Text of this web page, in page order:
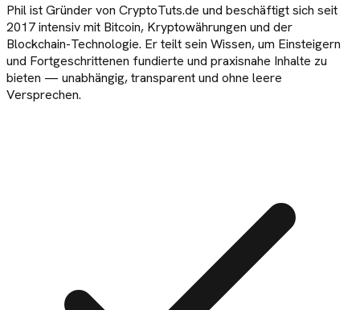
Phil ist Gründer von CryptoTuts.de und beschäftigt sich seit
2017 intensiv mit Bitcoin, Kryptowährungen und der
Blockchain-Technologie. Er teilt sein Wissen, um Einsteigern
und Fortgeschrittenen fundierte und praxisnahe Inhalte zu
bieten — unabhängig, transparent und ohne leere
Versprechen.